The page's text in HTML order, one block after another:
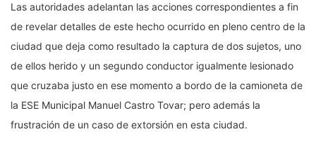
Las autoridades adelantan las acciones correspondientes a fin
de revelar detalles de este hecho ocurrido en pleno centro de la
ciudad que deja como resultado la captura de dos sujetos, uno
de ellos herido y un segundo conductor igualmente lesionado
que cruzaba justo en ese momento a bordo de la camioneta de
la ESE Municipal Manuel Castro Tovar; pero además la
frustración de un caso de extorsión en esta ciudad.